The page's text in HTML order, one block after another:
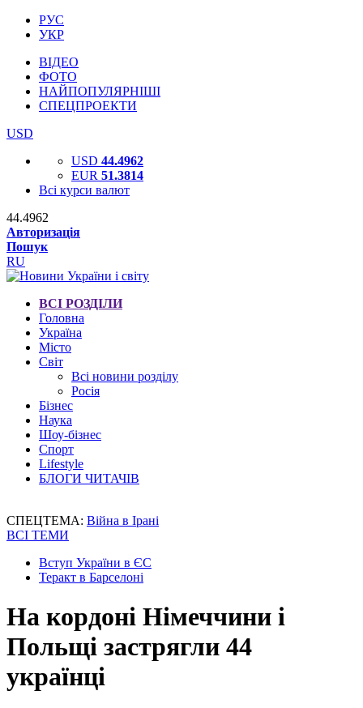
РУС
УКР
ВІДЕО
ФОТО
НАЙПОПУЛЯРНІШІ
СПЕЦПРОЕКТИ
USD
USD 44.4962
EUR 51.3814
Всі курси валют
44.4962
Авторизація
Пошук
RU
ВСІ РОЗДІЛИ
Головна
Україна
Місто
Світ
Всі новини розділу
Росія
Бізнес
Наука
Шоу-бізнес
Спорт
Lifestyle
БЛОГИ ЧИТАЧІВ
СПЕЦТЕМА: Війна в Ірані
ВСІ ТЕМИ
Вступ України в ЄС
Теракт в Барселоні
На кордоні Німеччини і
Польщі застрягли 44
українці